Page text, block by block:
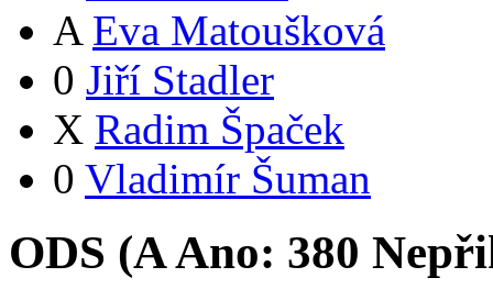
A Eva Matoušková
0 Jiří Stadler
X Radim Špaček
0 Vladimír Šuman
ODS (AAno: 380